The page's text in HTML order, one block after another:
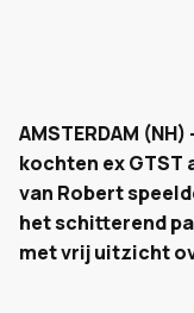
AMSTERDAM
kochten ex GTST
van Robert
het schitterend
met vrij uitzicht